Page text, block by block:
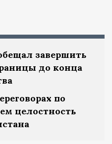
завершить
до конца
по
целостность